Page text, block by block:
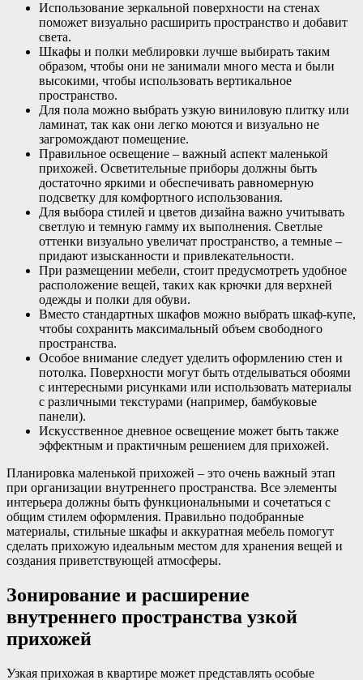
Использование зеркальной поверхности на стенах
поможет визуально расширить пространство и добавит
света.
Шкафы и полки меблировки лучше выбирать таким
образом, чтобы они не занимали много места и были
высокими, чтобы использовать вертикальное
пространство.
Для пола можно выбрать узкую виниловую плитку или
ламинат, так как они легко моются и визуально не
загромождают помещение.
Правильное освещение – важный аспект маленькой
прихожей. Осветительные приборы должны быть
достаточно яркими и обеспечивать равномерную
подсветку для комфортного использования.
Для выбора стилей и цветов дизайна важно учитывать
светлую и темную гамму их выполнения. Светлые
оттенки визуально увеличат пространство, а темные –
придают изысканности и привлекательности.
При размещении мебели, стоит предусмотреть удобное
расположение вещей, таких как крючки для верхней
одежды и полки для обуви.
Вместо стандартных шкафов можно выбрать шкаф-купе,
чтобы сохранить максимальный объем свободного
пространства.
Особое внимание следует уделить оформлению стен и
потолка. Поверхности могут быть отделываться обоями
с интересными рисунками или использовать материалы
с различными текстурами (например, бамбуковые
панели).
Искусственное дневное освещение может быть также
эффектным и практичным решением для прихожей.
Планировка маленькой прихожей – это очень важный этап
при организации внутреннего пространства. Все элементы
интерьера должны быть функциональными и сочетаться с
общим стилем оформления. Правильно подобранные
материалы, стильные шкафы и аккуратная мебель помогут
сделать прихожую идеальным местом для хранения вещей и
создания приветствующей атмосферы.
Зонирование и расширение
внутреннего пространства узкой
прихожей
Узкая прихожая в квартире может представлять особые